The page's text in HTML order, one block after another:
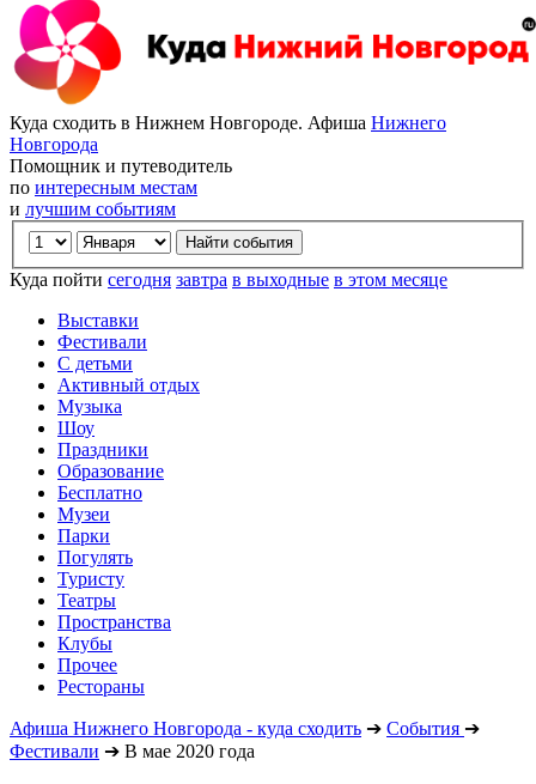
Куда сходить в Нижнем Новгороде. Афиша Нижнего
Новгорода
Помощник и путеводитель
по интересным местам
и лучшим событиям
Куда пойти сегодня завтра в выходные в этом месяце
Выставки
Фестивали
С детьми
Активный отдых
Музыка
Шоу
Праздники
Образование
Бесплатно
Музеи
Парки
Погулять
Туристу
Театры
Пространства
Клубы
Прочее
Рестораны
Афиша Нижнего Новгорода - куда сходить ➔ События ➔
Фестивали ➔ В мае 2020 года